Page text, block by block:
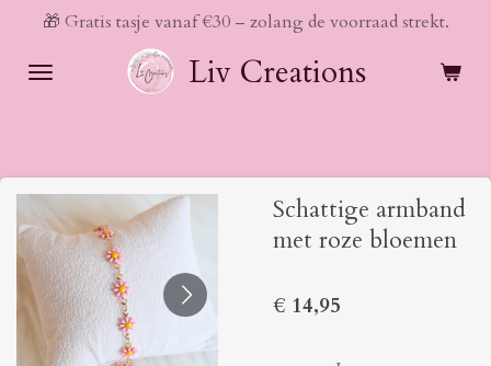
naar
Liv Creations
🎁 Gratis tasje vanaf €30 – zolang de voorraad strekt.
Schattige armband
met roze bloemen
€ 14,95